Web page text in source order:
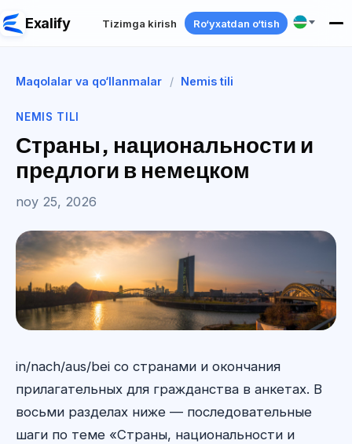
Exalify Tizimga kirish Ro‘yxatdan o‘tish
Maqolalar va qo‘llanmalar / Nemis tili
NEMIS TILI
Страны, национальности и
предлоги в немецком
noy 25, 2026
in/nach/aus/bei со странами и окончания
прилагательных для гражданства в анкетах. В
восьми разделах ниже — последовательные
шаги по теме «Страны, национальности и